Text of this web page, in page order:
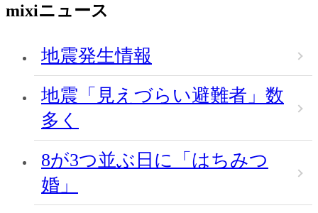
mixiニュース
地震発生情報
地震「見えづらい避難者」数
多く
8が3つ並ぶ日に「はちみつ
婚」